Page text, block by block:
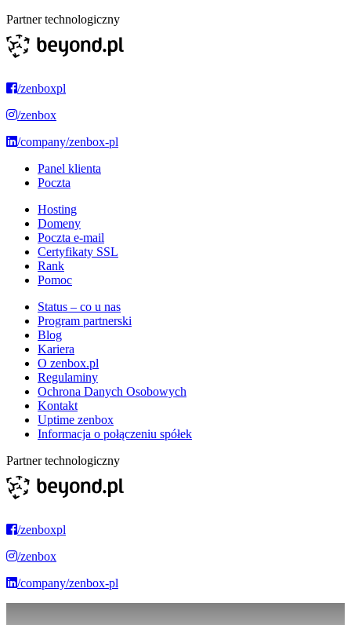
Partner technologiczny
/zenboxpl
/zenbox
/company/zenbox-pl
Panel klienta
Poczta
Hosting
Domeny
Poczta e-mail
Certyfikaty SSL
Rank
Pomoc
Status – co u nas
Program partnerski
Blog
Kariera
O zenbox.pl
Regulaminy
Ochrona Danych Osobowych
Kontakt
Uptime zenbox
Informacja o połączeniu spółek
Partner technologiczny
/zenboxpl
/zenbox
/company/zenbox-pl